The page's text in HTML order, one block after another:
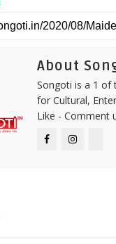
About
Songoti is a 1 of
for Cultural,
Like - Comment